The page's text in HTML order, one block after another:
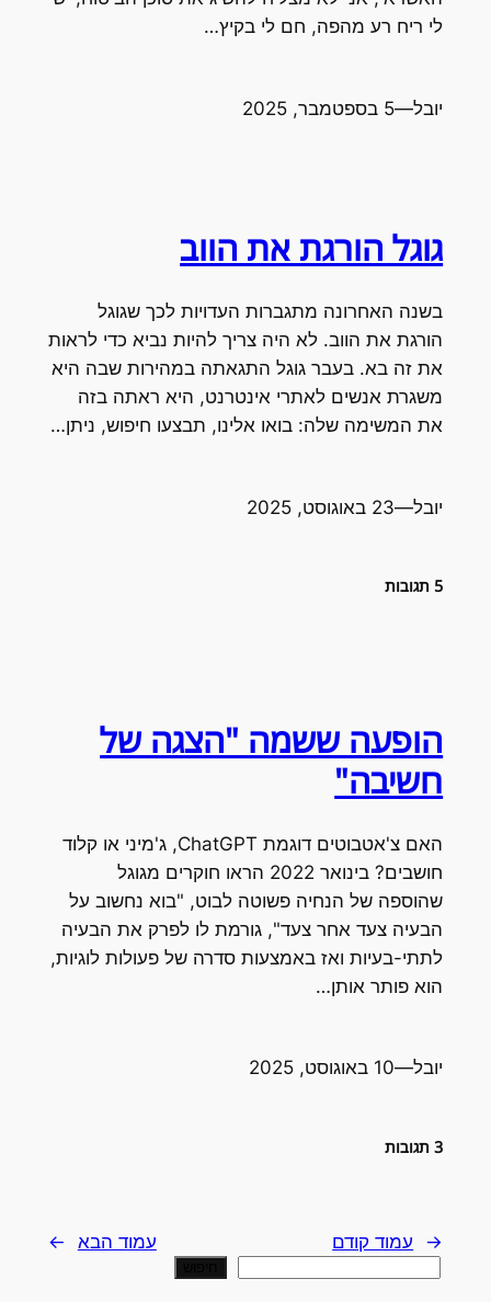
לי ריח רע מהפה, חם לי בקיץ…
יובל—5 בספטמבר, 2025
גוגל הורגת את הווב
בשנה האחרונה מתגברות העדויות לכך שגוגל
הורגת את הווב. לא היה צריך להיות נביא כדי לראות
את זה בא. בעבר גוגל התגאתה במהירות שבה היא
משגרת אנשים לאתרי אינטרנט, היא ראתה בזה
את המשימה שלה: בואו אלינו, תבצעו חיפוש, ניתן…
יובל—23 באוגוסט, 2025
5 תגובות
הופעה ששמה "הצגה של
חשיבה"
האם צ'אטבוטים דוגמת ChatGPT, ג'מיני או קלוד
חושבים? בינואר 2022 הראו חוקרים מגוגל
שהוספה של הנחיה פשוטה לבוט, "בוא נחשוב על
הבעיה צעד אחר צעד", גורמת לו לפרק את הבעיה
לתתי-בעיות ואז באמצעות סדרה של פעולות לוגיות,
הוא פותר אותן…
יובל—10 באוגוסט, 2025
3 תגובות
← עמוד קודם עמוד הבא
→